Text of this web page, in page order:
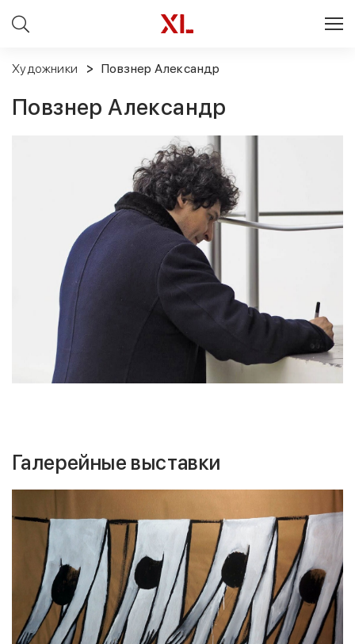
Художники Повзнер Александр
Повзнер Александр
Галерейные выставки